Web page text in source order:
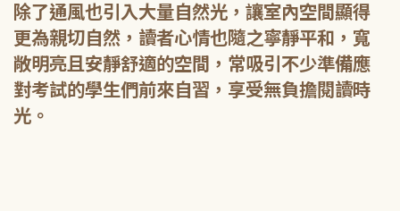
除了通風也引入大量自然光，讓室內空間顯得
更為親切自然，讀者心情也隨之寧靜平和，寬
敞明亮且安靜舒適的空間，常吸引不少準備應
對考試的學生們前來自習，享受無負擔閱讀時
光。